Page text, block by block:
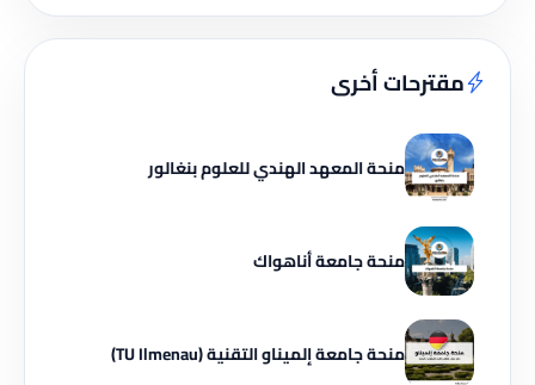
مقترحات أخرى
منحة المعهد الهندي للعلوم بنغالور
منحة جامعة أناهواك
منحة جامعة إلميناو التقنية (TU Ilmenau)